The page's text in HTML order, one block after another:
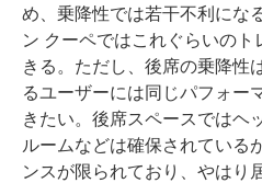
め、乗降性では若干不利にな
ン クーペではこれぐらいの
きる。ただし、後席の乗降性
るユーザーには同じパフォー
きたい。後席スペースではヘ
ルームなどは確保されている
ンスが限られており、やはり